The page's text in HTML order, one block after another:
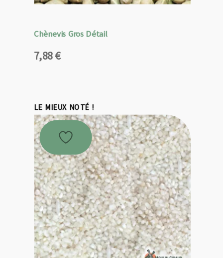
Chènevis Gros Détail
7,88€
LE MIEUX NOTÉ !